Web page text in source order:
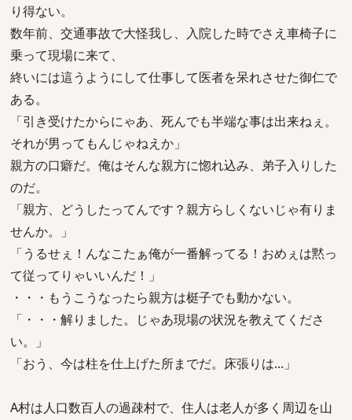
り得ない。
数年前、交通事故で大怪我し、入院した時でさえ車椅子に
乗って現場に来て、
終いには這うようにして仕事して医者を呆れさせた御仁で
ある。
「引き受けたからにゃあ、死んでも半端な事は出来ねぇ。
それが男ってもんじゃねえか」
親方の口癖だ。俺はそんな親方に惚れ込み、弟子入りした
のだ。
「親方、どうしたってんです？親方らしくないじゃ有りま
せんか。」
「うるせぇ！んなこたぁ俺が一番解ってる！おめぇは黙っ
て従ってりゃいいんだ！」
・・・もうこうなったら親方は梃子でも動かない。
「・・・解りました。じゃあ現場の状況を教えてくださ
い。」
「おう、今は柱を仕上げた所までだ。床張りは...」
A村は人口数百人の過疎村で、住人は老人が多く周辺を山